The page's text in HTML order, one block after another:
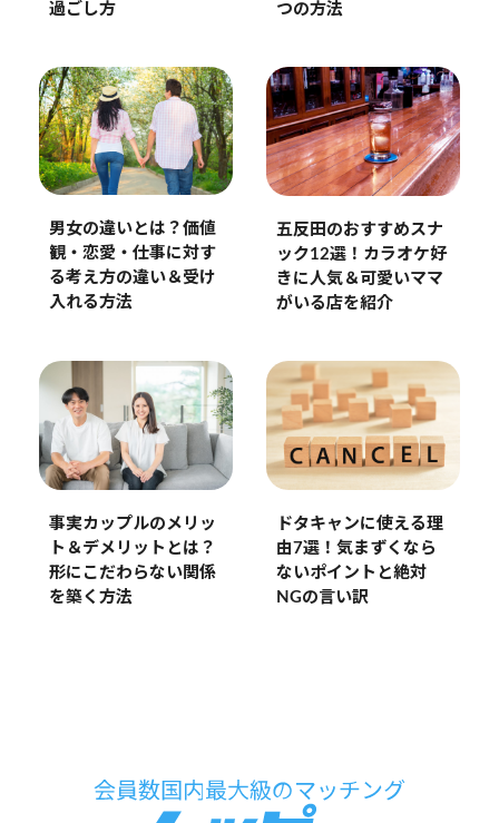
過ごし方
つの方法
男女の違いとは？価値
観・恋愛・仕事に対す
る考え方の違い＆受け
入れる方法
五反田のおすすめスナ
ック12選！カラオケ好
きに人気＆可愛いママ
がいる店を紹介
事実カップルのメリッ
ト＆デメリットとは？
形にこだわらない関係
を築く方法
ドタキャンに使える理
由7選！気まずくなら
ないポイントと絶対
NGの言い訳